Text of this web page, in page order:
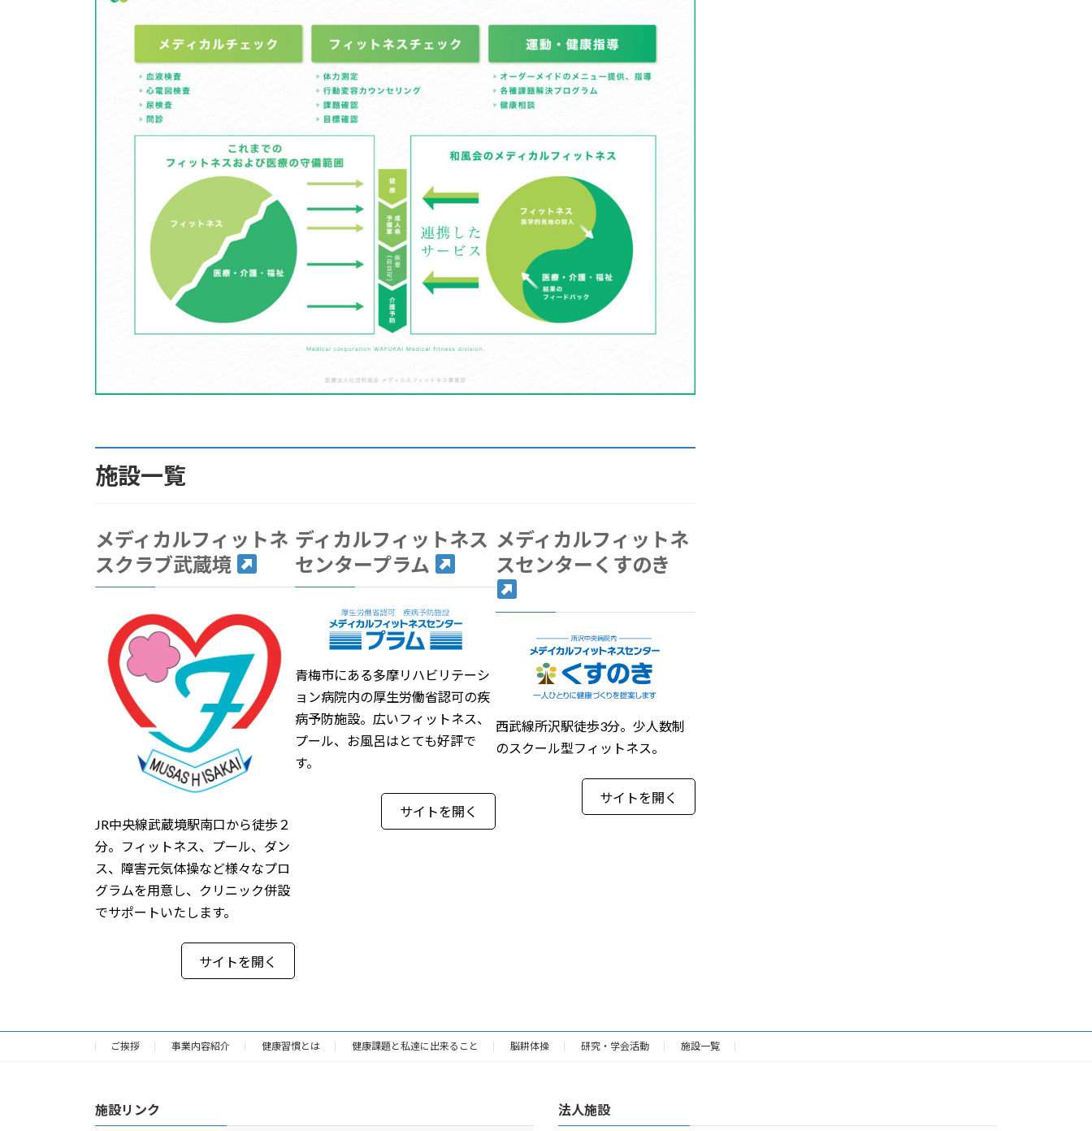
施設一覧
メディカルフィットネ
スクラブ武蔵境
JR中央線武蔵境駅南口から徒歩２
分。フィットネス、プール、ダン
ス、障害元気体操など様々なプロ
グラムを用意し、クリニック併設
でサポートいたします。
サイトを開く
ディカルフィットネス
センタープラム
青梅市にある多摩リハビリテーシ
ョン病院内の厚生労働省認可の疾
病予防施設。広いフィットネス、
プール、お風呂はとても好評で
す。
サイトを開く
メディカルフィットネ
スセンターくすのき
西武線所沢駅徒歩3分。少人数制
のスクール型フィットネス。
サイトを開く
ご挨拶 事業内容紹介 健康習慣とは 健康課題と私達に出来ること 脳耕体操 研究・学会活動 施設一覧
施設リンク 法人施設